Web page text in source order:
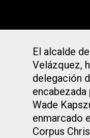
El alcalde
Velázquez,
delegación
Wade
enmarcado
Corpus